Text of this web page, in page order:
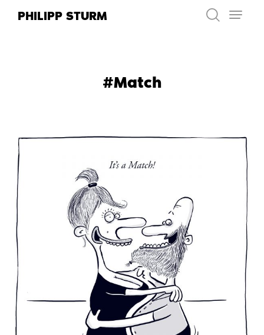
InhaltPHILIPP STURM
#Match